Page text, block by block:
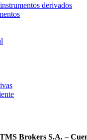
derivados
Brokers S.A. –